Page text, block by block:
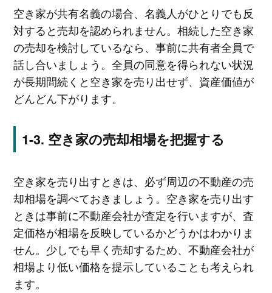
空き家が共有名義の場合、名義人がひとりでも反
対すると売却を認められません。相続した空き家
の売却を検討しているなら、事前に共有者全員で
話し合いましょう。全員の同意を得られない状況
が長期間続くと空き家を売り出せず、資産価値が
どんどん下がります。
空き家の売却相場を把握する
空き家を売り出すときは、必ず周辺の不動産の売
却相場を調べておきましょう。空き家を売り出す
ときは事前に不動産会社が査定を行いますが、査
定価格が相場を反映しているかどうかはわかりま
せん。少しでも早く売却するため、不動産会社が
相場より低い価格を提示していることも考えられ
ます。